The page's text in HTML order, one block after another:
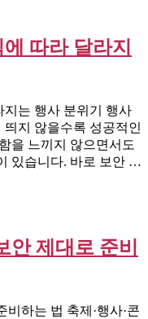
따라 달라지
지는 행사 분위기 행사
지 않을수록 성공적인
을 느끼지 않으면서도
있습니다. 바로 보안 …
안 제대로 준비
비하는 법 축제·행사·콘